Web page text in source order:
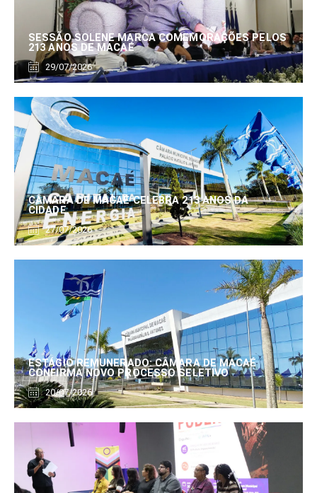
SESSÃO SOLENE MARCA COMEMORAÇÕES PELOS
213 ANOS DE MACAÉ
29/07/2026
CÂMARA DE MACAÉ CELEBRA 213 ANOS DA
CIDADE
27/07/2026
ESTÁGIO REMUNERADO: CÂMARA DE MACAÉ
CONFIRMA NOVO PROCESSO SELETIVO
20/07/2026